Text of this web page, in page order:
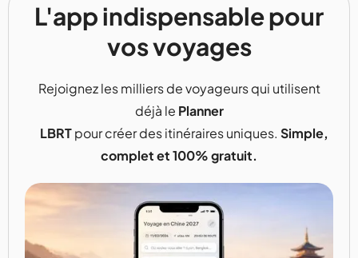
L'app indispensable pour
vos voyages
Rejoignez les milliers de voyageurs qui utilisent
déjà le Planner
LBRTpour créer des itinéraires uniques. Simple,
complet et 100% gratuit.